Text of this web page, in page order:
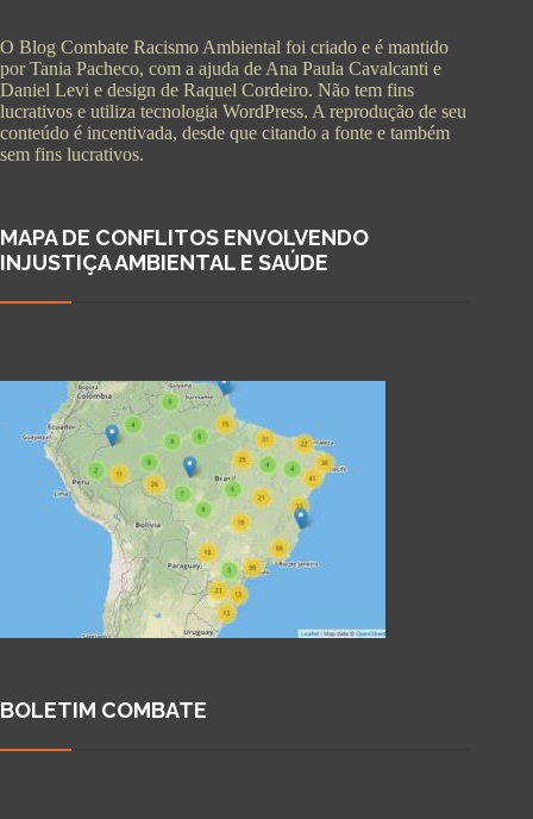
O Blog Combate Racismo Ambiental foi criado e é mantido
por Tania Pacheco, com a ajuda de Ana Paula Cavalcanti e
Daniel Levi e design de Raquel Cordeiro. Não tem fins
lucrativos e utiliza tecnologia WordPress. A reprodução de seu
conteúdo é incentivada, desde que citando a fonte e também
sem fins lucrativos.
MAPA DE CONFLITOS ENVOLVENDO
INJUSTIÇA AMBIENTAL E SAÚDE
BOLETIM COMBATE